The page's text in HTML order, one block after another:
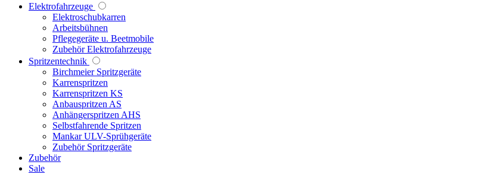
Elektrofahrzeuge
Elektroschubkarren
Arbeitsbühnen
Pflegegeräte u. Beetmobile
Zubehör Elektrofahrzeuge
Spritzentechnik
Birchmeier Spritzgeräte
Karrenspritzen
Karrenspritzen KS
Anbauspritzen AS
Anhängerspritzen AHS
Selbstfahrende Spritzen
Mankar ULV-Sprühgeräte
Zubehör Spritzgeräte
Zubehör
Sale